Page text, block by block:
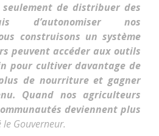
de distribuer des
d’autonomiser nos
construisons un système
peuvent accéder aux outils
pour cultiver davantage de
de nourriture et gagner
Quand nos agriculteurs
deviennent plus
le Gouverneur.